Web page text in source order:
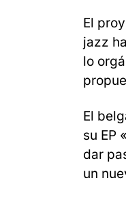
El
jazz
lo
El
su EP
dar
un